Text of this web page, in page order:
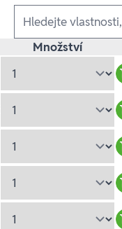
Ausführungen
Množství